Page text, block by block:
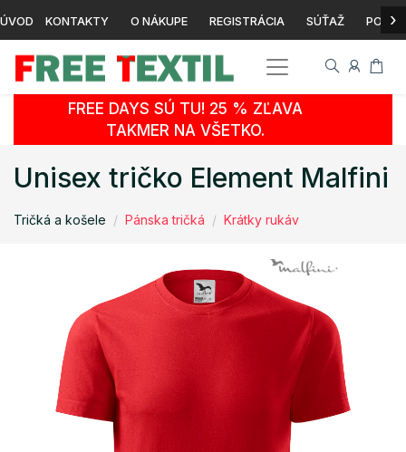
ÚVOD KONTAKTY O NÁKUPE REGISTRÁCIA SÚŤAŽ ›
FREE DAYS SÚ TU! 25 % ZĽAVA
TAKMER NA VŠETKO.
Unisex tričko Element Malfini
Tričká a košele Pánska tričká Krátky rukáv